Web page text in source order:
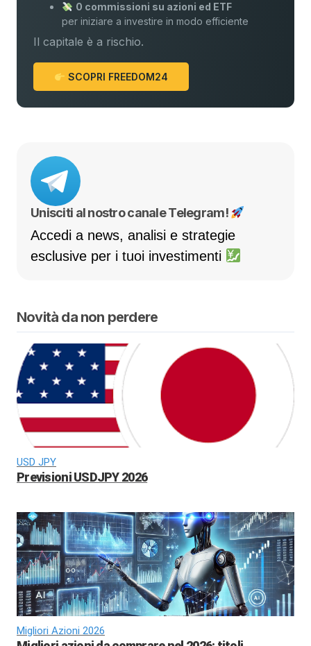
0 commissioni su azioni ed ETF
per iniziare a investire in modo efficiente
Il capitale è a rischio.
SCOPRI FREEDOM24
Unisciti al nostro canale Telegram!
Accedi a news, analisi e strategie
esclusive per i tuoi investimenti
Novità da non perdere
USD JPY
Previsioni USDJPY 2026
Migliori Azioni 2026